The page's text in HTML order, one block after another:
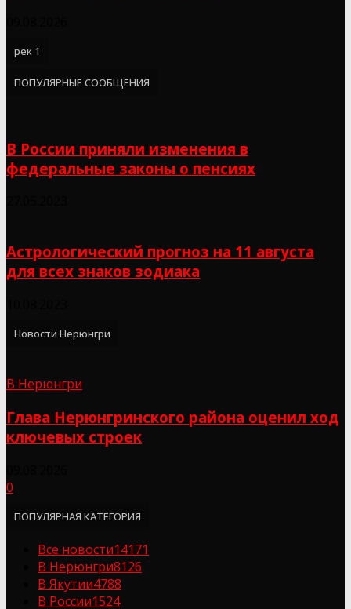
рек 1
ПОПУЛЯРНЫЕ СООБЩЕНИЯ
В России приняли изменения в
федеральные законы о пенсиях
Астрологический прогноз на 11 августа
для всех знаков зодиака
Новости Нерюнгри
В Нерюнгри
Глава Нерюнгринского района оценил ход
ключевых строек
0
ПОПУЛЯРНАЯ КАТЕГОРИЯ
Все новости14171
В Нерюнгри8126
В Якутии4788
В России1524